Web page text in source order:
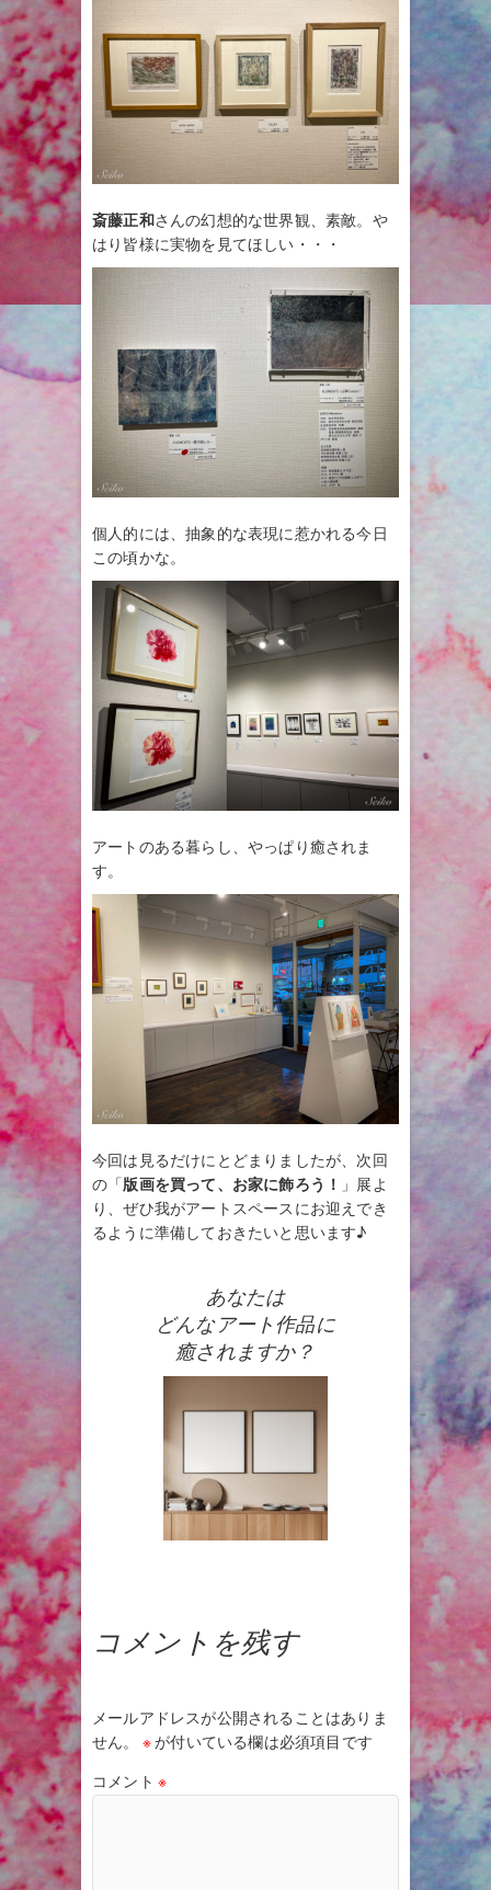
斎藤正和さんの幻想的な世界観、素敵。や
はり皆様に実物を見てほしい・・・
個人的には、抽象的な表現に惹かれる今日
この頃かな。
アートのある暮らし、やっぱり癒されま
す。
今回は見るだけにとどまりましたが、次回
の「版画を買って、お家に飾ろう！
」展よ
り、ぜひ我がアートスペースにお迎えでき
るように準備しておきたいと思います♪
あなたは
どんなアート作品に
癒されますか？
コメントを残す
メールアドレスが公開されることはありま
せん。
※が付いている欄は必須項目です
コメント ※